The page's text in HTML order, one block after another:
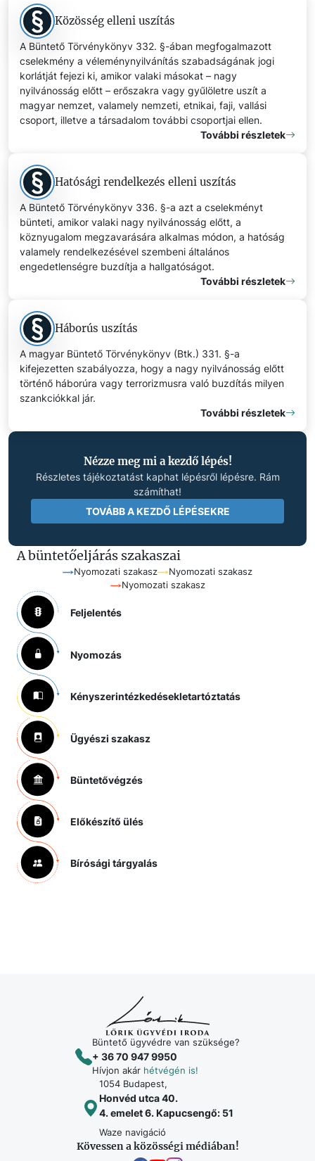
Közösség elleni uszítás
A Büntető Törvénykönyv 332. §-ában megfogalmazott
cselekmény a véleménynyilvánítás szabadságának jogi
korlátját fejezi ki, amikor valaki másokat – nagy
nyilvánosság előtt – erőszakra vagy gyűlöletre uszít a
magyar nemzet, valamely nemzeti, etnikai, faji, vallási
csoport, illetve a társadalom további csoportjai ellen.
További részletek
Hatósági rendelkezés elleni uszítás
A Büntető Törvénykönyv 336. §-a azt a cselekményt
bünteti, amikor valaki nagy nyilvánosság előtt, a
köznyugalom megzavarására alkalmas módon, a hatóság
valamely rendelkezésével szembeni általános
engedetlenségre buzdítja a hallgatóságot.
További részletek
Háborús uszítás
A magyar Büntető Törvénykönyv (Btk.) 331. §-a
kifejezetten szabályozza, hogy a nagy nyilvánosság előtt
történő háborúra vagy terrorizmusra való buzdítás milyen
szankciókkal jár.
További részletek
Nézze meg mi a kezdő lépés!
Részletes tájékoztatást kaphat lépésről lépésre. Rám
számíthat!
TOVÁBB A KEZDŐ LÉPÉSEKRE
A büntetőeljárás szakaszai
Nyomozati szakasz
Nyomozati szakasz
Nyomozati szakasz
Feljelentés
Nyomozás
Kényszerintézkedésekletartóztatás
Ügyészi szakasz
Büntetővégzés
Előkészítő ülés
Bírósági tárgyalás
Büntető ügyvédre van szüksége?
+ 36 70 947 9950
Hívjon akár hétvégén is!
1054 Budapest,
Honvéd utca 40.
4. emelet 6. Kapucsengő: 51
Waze navigáció
Kövessen a közösségi médiában!